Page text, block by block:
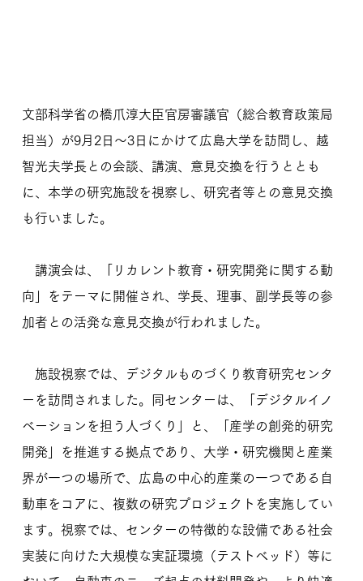
文部科学省の橋爪淳大臣官房審議官（総合教育政策局
担当）が9月2日～3日にかけて広島大学を訪問し、越
智光夫学長との会談、講演、意見交換を行うととも
に、本学の研究施設を視察し、研究者等との意見交換
も行いました。
講演会は、「リカレント教育・研究開発に関する動
向」をテーマに開催され、学長、理事、副学長等の参
加者との活発な意見交換が行われました。
施設視察では、デジタルものづくり教育研究センタ
ーを訪問されました。同センターは、「デジタルイノ
ベーションを担う人づくり」と、「産学の創発的研究
開発」を推進する拠点であり、大学・研究機関と産業
界が一つの場所で、広島の中心的産業の一つである自
動車をコアに、複数の研究プロジェクトを実施してい
ます。視察では、センターの特徴的な設備である社会
実装に向けた大規模な実証環境（テストベッド）等に